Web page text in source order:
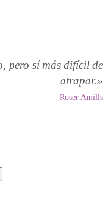
pero sí más difícil de
atrapar.»
— Roser Amills